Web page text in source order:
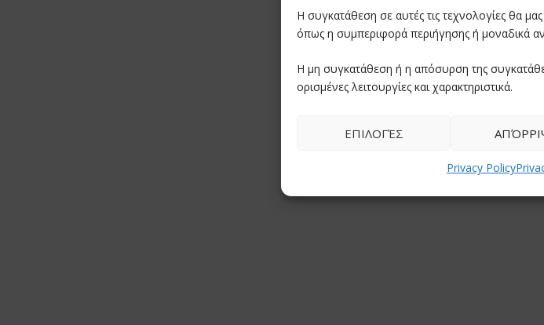
Η συγκατάθεση σε αυτές τις τεχνολογίες θα
όπως η συμπεριφορά περιήγησης ή μοναδικά
Η μη συγκατάθεση ή η απόσυρση της
ορισμένες λειτουργίες και χαρακτηριστικά.
ΕΠΙΛΟΓΈΣ
Privacy Policy